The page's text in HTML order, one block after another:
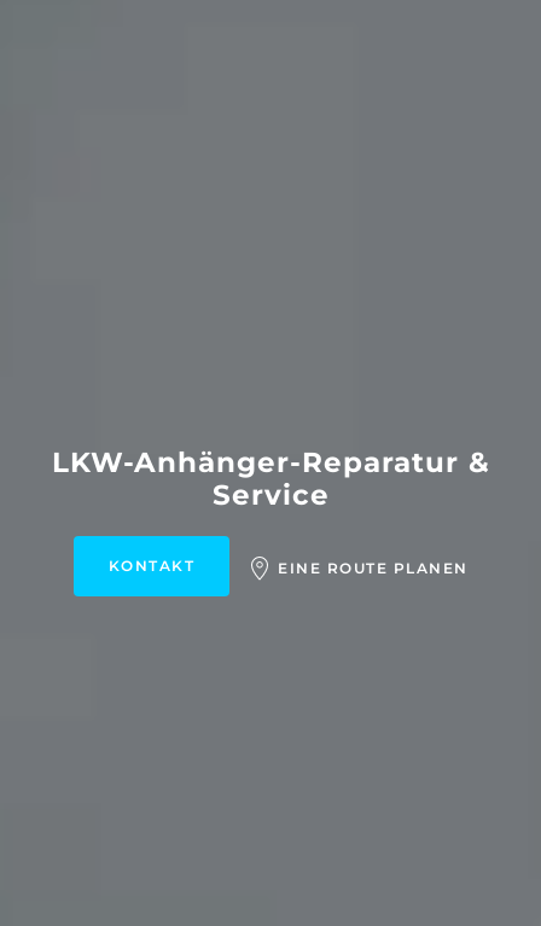
LKW-Anhänger-Reparatur &
Service
KONTAKT EINE ROUTE PLANEN